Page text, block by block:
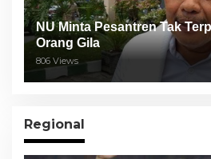
NU Minta Pesantren Tak
Orang Gila
806 Views
Regional